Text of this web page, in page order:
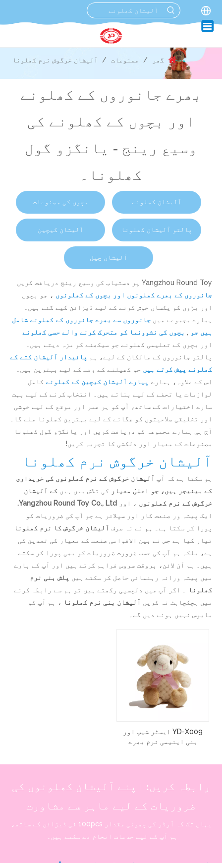
گھر / مصنوعات / آلیشان خرگوش نرم کھلونا
بھرے جانوروں کے کھلونے
اور بچوں کے کھلونے کی
وسیع رینج - یانگزو گول
کھلونا۔
آلیشان کھلونے بچوں کی مصنوعات
پالتو آلیشان کھلونا آلیشان کیچین
آلیشان چپل
Yangzhou Round Toy پر دستیاب کی وسیع رینج دریافت کریں
جانوروں کے بھرے کھلونوں اور بچوں کے کھلونوں ، جو بچوں
اور بڑوں کو یکساں خوش کرنے کے لیے ڈیزائن کیے گئے ہیں۔
ہمارے مجموعے میں جانوروں سے بھرے جانوروں کے کھلونے شامل
ہیں جو
بچوں کی نشوونما کو متحرک کرنے والے حسی کھلونے
اور بچوں کے تعلیمی کھلونے جو سیکھنے کو مزہ دیتے ہیں۔
پالتو جانوروں کے مالکان کے لیے، ہم پائیدار آلیشان کتے کے
کھلونے پیش کرتے ہیں جو کھیلنے کے وقت کے لیے بہترین ہیں۔
اس کے علاوہ، ہمارے پیارے آلیشان کیچین کے کھلونے کامل
لوازمات یا تحفے کے لیے بناتے ہیں۔ انتخاب کرنے کے لیے بہت
سارے اختیارات کے ساتھ، آپ کو ہر عمر اور موقع کے لیے خوشی
اور تخلیقی صلاحیتوں کو جگانے کے لیے بہترین کھلونا ملے گا۔
آج ہی ہمارے مجموعہ کو دریافت کریں اور یانگژو گول کھلونا
مصنوعات کے معیار اور دلکشی کا تجربہ کریں!
آلیشان خرگوش نرم کھلونا
ہو سکتا ہے کہ آپ آلیشان خرگوش کے نرم کھلونوں کی خریداری
کے مینیجر ہیں، جو اعلیٰ معیار کی تلاش میں ہیں کے آلیشان
خرگوش کے نرم کھلونوں ، اور
Yangzhou Round Toy Co., Ltd.
ایک پیشہ ور صنعت کار اور سپلائر ہے جو آپ کی ضروریات کو
پورا کر سکتا ہے۔ ہم نے نہ صرف آلیشان خرگوش کا نرم کھلونا
تیار کیا ہے جس نے بین الاقوامی صنعت کے معیار کی تصدیق کی
ہے، بلکہ ہم آپ کی حسب ضرورت ضروریات کو بھی پورا کر سکتے
ہیں۔ ہم آن لائن، بروقت سروس فراہم کرتے ہیں اور آپ کے بارے
میں پیشہ ورانہ رہنمائی حاصل کر سکتے ہیں پلش بنی نرم
کھلونا
۔ اگر آپ میں دلچسپی رکھتے ہیں تو ہم سے رابطہ کرنے
میں ہچکچاہٹ نہ کریں آلیشان بنی نرم کھلونا
، ہم آپ کو
مایوس نہیں ہونے دیں گے۔
YD-X009 ایسٹر شیپ اور
بنی اینیمی نرم بھرے
رابطہ کریں: اپنے آلیشان کھلونوں کی
ضروریات کے لیے ماہر سے مشاورت
یہاں تک کہ آرڈر کی چھوٹی مقدار 100pcs فی ڈیزائن کے ساتھ،
ہم آپ کے لیے خدمات انجام دے سکتے ہیں۔